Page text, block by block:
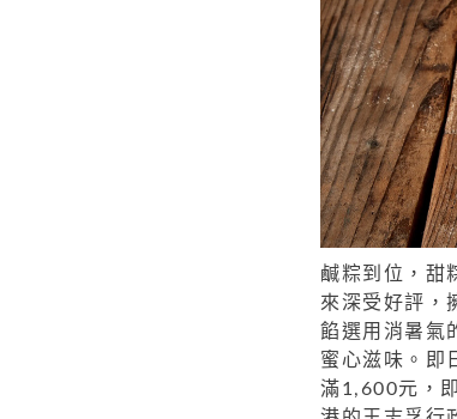
鹹粽到位，甜
來深受好評，
餡選用消暑氣
蜜心滋味。 即
滿1,600元，